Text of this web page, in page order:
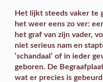
Het lijkt steeds vaker te
het weer eens zo ver:
het graf van zijn vader,
niet serieus nam en
‘schandaal’ of in ieder
geboren. De
wat er precies is